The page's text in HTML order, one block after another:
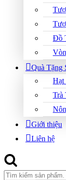
Đồ
Quà Tặng
Hạt
Trà
Giới thiệu
Liên hệ
Search